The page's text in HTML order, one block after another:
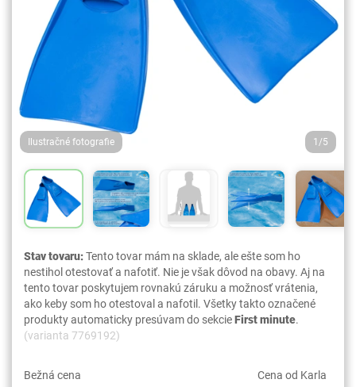
Ilustračné fotografie 1/5
Stav tovaru:Tento tovar mám na sklade, ale ešte som ho
nestihol otestovať a nafotiť. Nie je však dôvod na obavy. Aj na
tento tovar poskytujem rovnakú záruku a možnosť vrátenia,
ako keby som ho otestoval a nafotil. Všetky takto označené
produkty automaticky presúvam do sekcieFirst minute.
(varianta 7769192)
Bežná cena Cena od Karla